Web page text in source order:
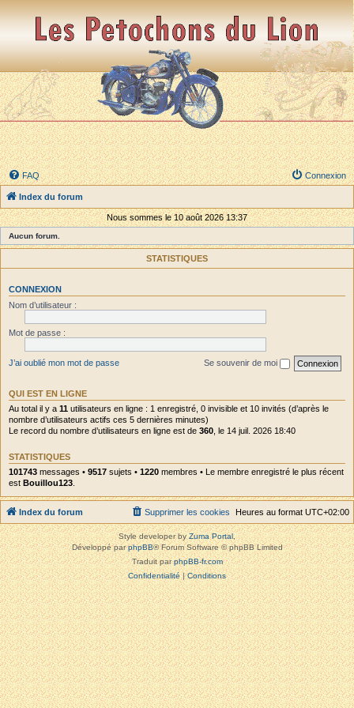
FAQ Connexion
Index du forum
Nous sommes le 10 août 2026 13:37
Aucun forum.
STATISTIQUES
CONNEXION
Nom d’utilisateur :
Mot de passe :
J’ai oublié mon mot de passe Se souvenir de moi
QUI EST EN LIGNE
Au total il y a 11 utilisateurs en ligne : 1 enregistré, 0 invisible et 10 invités (d’après le
nombre d’utilisateurs actifs ces 5 dernières minutes)
Le record du nombre d’utilisateurs en ligne est de 360 , le 14 juil. 2026 18:40
STATISTIQUES
101743 messages • 9517 sujets • 1220 membres • Le membre enregistré le plus récent
est Bouillou123
Index du forum Heures au format UTC+02:00
Supprimer les cookies
Style developer byZuma Portal,
Développé parphpBB® Forum Software © phpBB Limited
Traduit parphpBB-fr.com
Confidentialité|Conditions